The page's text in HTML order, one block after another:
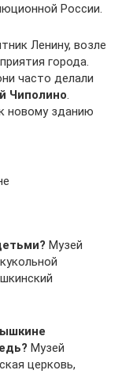
России.
Ленину, возле
города.
часто делали
Чиполино
новому зданию
Музей
Музей
церковь,